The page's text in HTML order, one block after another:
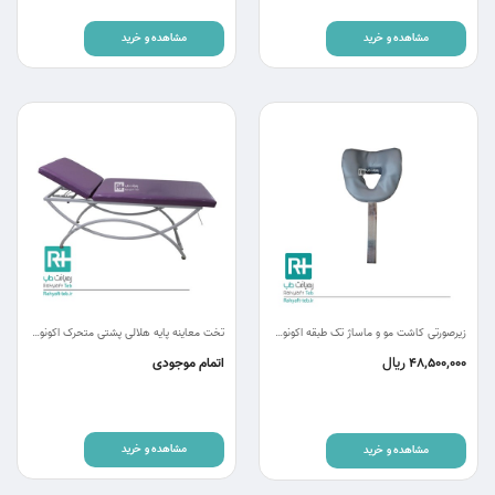
مشاهده و خرید مشاهده و خرید
زیرصورتی کاشت مو و ماساژ تک طبقه اکونومی
48,500,000ریال
مشاهده و خرید
تخت معاینه پایه هلالی پشتی متحرک اکونومی rm-ch
اتمام موجودی
مشاهده و خرید